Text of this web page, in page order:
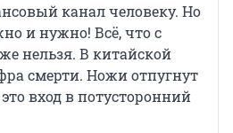
канал человеку. Но
и нужно! Всё, что с
нельзя. В китайской
смерти. Ножи отпугнут
вход в потусторонний